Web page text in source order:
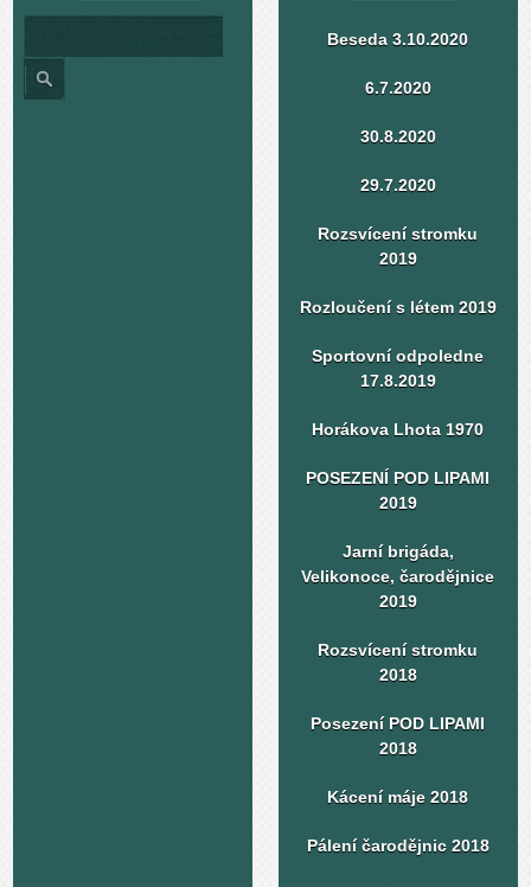
Beseda 3.10.2020
6.7.2020
30.8.2020
29.7.2020
Rozsvícení stromku
2019
Rozloučení s létem 2019
Sportovní odpoledne
17.8.2019
Horákova Lhota 1970
POSEZENÍ POD LIPAMI
2019
Jarní brigáda,
Velikonoce, čarodějnice
2019
Rozsvícení stromku
2018
Posezení POD LIPAMI
2018
Kácení máje 2018
Pálení čarodějnic 2018